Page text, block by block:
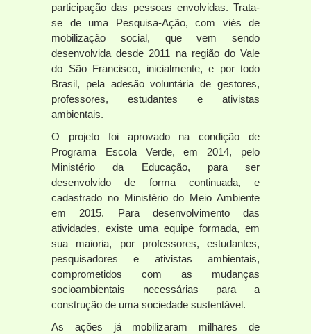
participação das pessoas envolvidas. Trata-
se de uma Pesquisa-Ação, com viés de
mobilização social, que vem sendo
desenvolvida desde 2011 na região do Vale
do São Francisco, inicialmente, e por todo
Brasil, pela adesão voluntária de gestores,
professores, estudantes e ativistas
ambientais.
O projeto foi aprovado na condição de
Programa Escola Verde, em 2014, pelo
Ministério da Educação, para ser
desenvolvido de forma continuada, e
cadastrado no Ministério do Meio Ambiente
em 2015. Para desenvolvimento das
atividades, existe uma equipe formada, em
sua maioria, por professores, estudantes,
pesquisadores e ativistas ambientais,
comprometidos com as mudanças
socioambientais necessárias para a
construção de uma sociedade sustentável.
As ações já mobilizaram milhares de